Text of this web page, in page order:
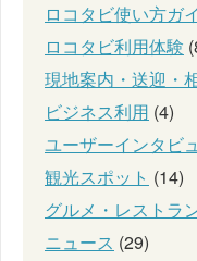
ロコタビ使い方ガ
ロコタビ利用体験
現地案内・送迎・
ビジネス利用 (4)
ユーザーインタビ
観光スポット (14)
グルメ・レストラ
ニュース (29)